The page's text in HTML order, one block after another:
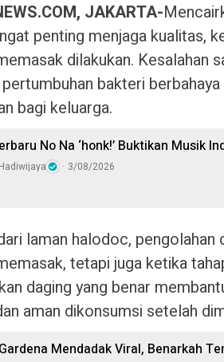
JAKARTA-
penting menjaga kualitas,
dilakukan. Kesalahan
bakteri
bagi keluarga.
No Na ‘honk!’ Buktikan Musik
3/08/2026
laman halodoc, pengolahan
tetapi juga ketika
daging yang benar
aman dikonsumsi setelah
Mendadak Viral, Benarkah